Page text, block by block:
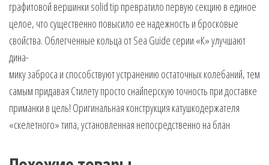
графитовой вершинки solid tip превратило первую секцию в единое
целое, что существенно повысило ее надежность и бросковые
свойства. Облегченные кольца от Sea Guide серии «К» улучшают
дина-
мику заброса и способствуют устранению остаточных колебаний, тем
самым придавая Стилету просто снайперскую точность при доставке
приманки в цель! Оригинальная конструкция катушкодержателя
«скелетного» типа, установленная непосредственно на блан